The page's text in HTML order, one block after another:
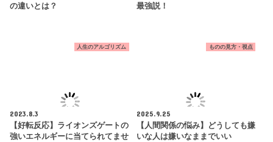
の違いとは？
最強説！
人生のアルゴリズム
2023.8.3
【好転反応】ライオンズゲートの
強いエネルギーに当てられてませ
ものの見方・視点
2025.9.25
【人間関係の悩み】どうしても嫌
いな人は嫌いなままでいい